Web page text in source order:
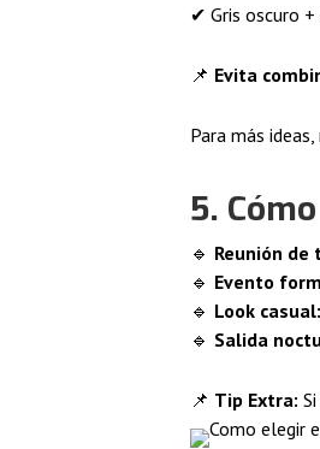
✔ Gris oscuro
📌 Evita
Para más
5.
🔹 Reunión
🔹 Evento
🔹 Look casual:
🔹 Salida
📌 Tip Extra: